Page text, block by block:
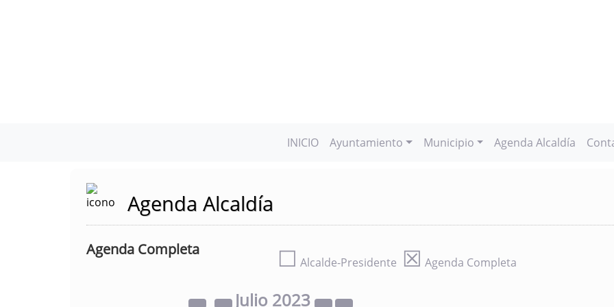
INICIO Ayuntamiento Municipio Agenda Alcaldía
Agenda Alcaldía
Agenda Completa ☐ Alcalde-Presidente ☒ Agenda Completa
Julio 2023